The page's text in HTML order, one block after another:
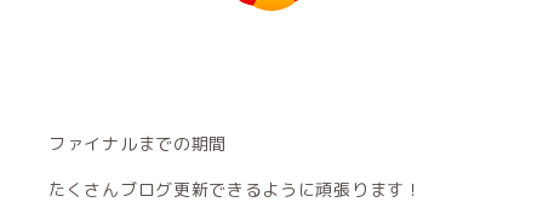
ファイナルまでの期間
たくさんブログ更新できるように頑張ります！